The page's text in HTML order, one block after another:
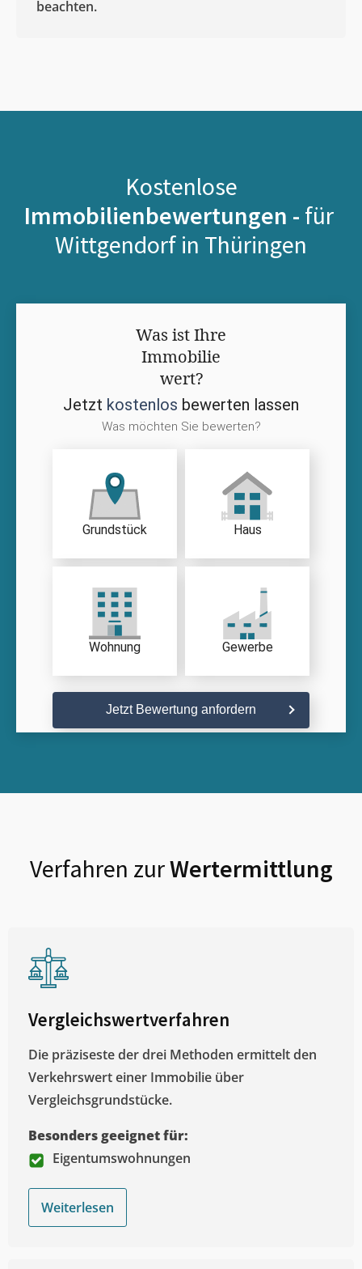
beachten.
Kostenlose
Immobilienbewertungen - für
Wittgendorf in Thüringen
Was ist Ihre
Immobilie
wert?
Jetzt kostenlos bewerten lassen
Was möchten Sie bewerten?
Grundstück Haus
Wohnung Gewerbe
Jetzt Bewertung anfordern
Verfahren zurWertermittlung
Vergleichswertverfahren
Die präziseste der drei Methoden ermittelt den
Verkehrswert einer Immobilie über
Vergleichsgrundstücke.
Besonders geeignet für:
Eigentumswohnungen
Weiterlesen